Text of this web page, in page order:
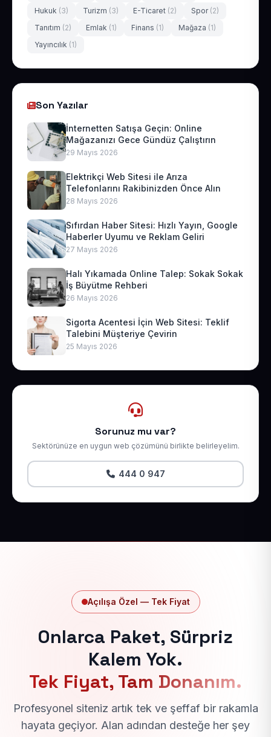
Hukuk (3) Turizm (3) E-Ticaret (2) Spor (2)
Tanıtım (2) Emlak (1) Finans (1) Mağaza (1)
Yayıncılık (1)
Son Yazılar
İnternetten Satışa Geçin: Online
Mağazanızı Gece Gündüz Çalıştırın
29 Mayıs 2026
Elektrikçi Web Sitesi ile Arıza
Telefonlarını Rakibinizden Önce Alın
28 Mayıs 2026
Sıfırdan Haber Sitesi: Hızlı Yayın, Google
Haberler Uyumu ve Reklam Geliri
27 Mayıs 2026
Halı Yıkamada Online Talep: Sokak Sokak
İş Büyütme Rehberi
26 Mayıs 2026
Sigorta Acentesi İçin Web Sitesi: Teklif
Talebini Müşteriye Çevirin
25 Mayıs 2026
Sorunuz mu var?
Sektörünüze en uygun web çözümünü birlikte belirleyelim.
444 0 947
Açılışa Özel — Tek Fiyat
Onlarca Paket, Sürpriz
Kalem Yok.
Tek Fiyat, Tam Donanım.
Profesyonel siteniz artık tek ve şeffaf bir rakamla
hayata geçiyor. Alan adından desteğe her şey